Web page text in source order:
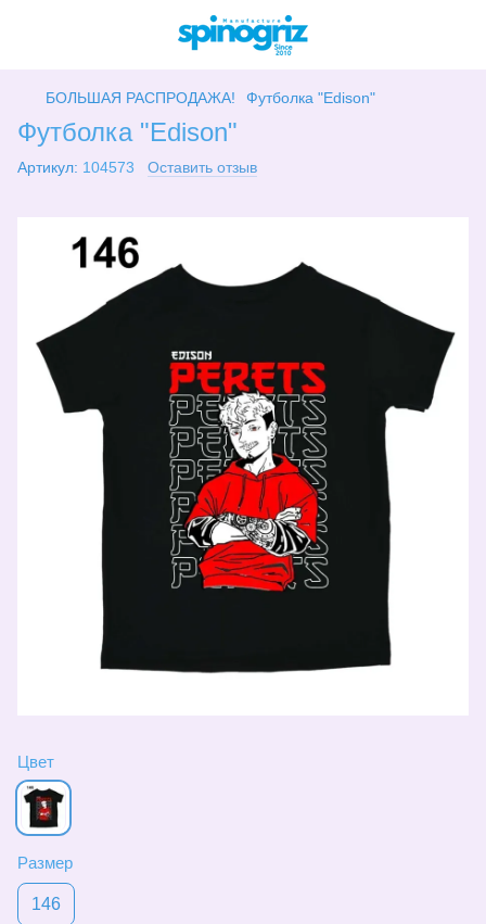
БОЛЬШАЯ РАСПРОДАЖА! Футболка "Edison"
Футболка "Edison"
Артикул: 104573 Оставить отзыв
Цвет
Размер
146